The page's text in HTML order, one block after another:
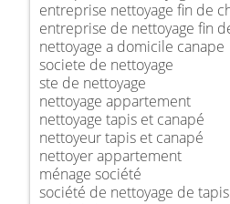
entreprise nettoyage fin de
entreprise de nettoyage fin
nettoyage a domicile canape
societe de nettoyage
ste de nettoyage
nettoyage appartement
nettoyage tapis et canapé
nettoyeur tapis et canapé
nettoyer appartement
ménage société
société de nettoyage de tapis